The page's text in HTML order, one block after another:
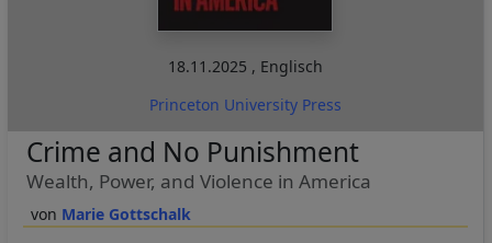
18.11.2025 , Englisch
Princeton University Press
Marie Gottschalk
Crime and No Punishment
Wealth, Power, and Violence in America